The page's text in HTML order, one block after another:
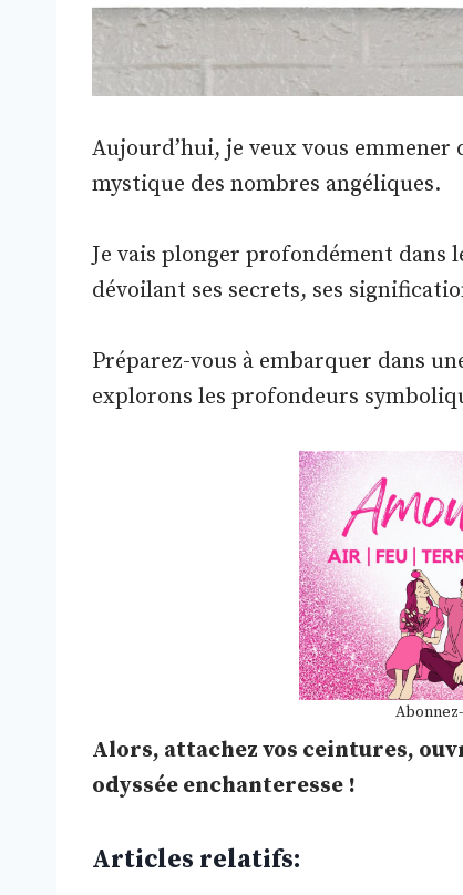
Aujourd’hui, je veux vous emmener
mystique des nombres angéliques.
Je vais plonger profondément dans
dévoilant ses secrets, ses
Préparez-vous à embarquer dans
explorons les profondeurs
Alors, attachez vos ceintures,
odyssée enchanteresse !
Articles relatifs: